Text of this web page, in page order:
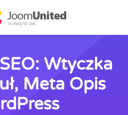
Wtyczka
Meta Opis